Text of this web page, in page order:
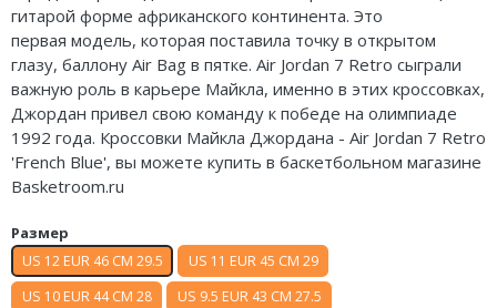
гитарой форме африканского континента. Это
первая модель, которая поставила точку в открытом
глазу, баллону Air Bag в пятке. Air Jordan 7 Retro сыграли
важную роль в карьере Майкла, именно в этих кроссовках,
Джордан привел свою команду к победе на олимпиаде
1992 года. Кроссовки Майкла Джордана - Air Jordan 7 Retro
'French Blue', вы можете купить в баскетбольном магазине
Basketroom.ru
Размер
US 12 EUR 46 CM 29.5
US 11 EUR 45 CM 29
US 10 EUR 44 CM 28
US 9.5 EUR 43 CM 27.5
Nike Cosmic Unity
Nike Air Deldon
Nike Sabrina
Nike A’ja
Nike ST
Nike GT
Nike Ja
Adidas Yeezy Boost 350 V2